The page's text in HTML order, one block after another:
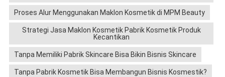
Proses Alur Menggunakan Maklon Kosmetik di MPM Beauty
Strategi Jasa Maklon Kosmetik Pabrik Kosmetik Produk
Kecantikan
Tanpa Memiliki Pabrik Skincare Bisa Bikin Bisnis Skincare
Tanpa Pabrik Kosmetik Bisa Membangun Bisnis Kosmestik?